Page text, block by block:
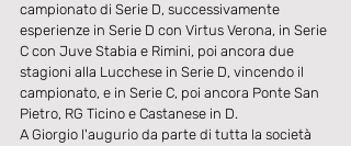
campionato di Serie D, successivamente
esperienze in Serie D con Virtus Verona, in Serie
C con Juve Stabia e Rimini, poi ancora due
stagioni alla Lucchese in Serie D, vincendo il
campionato, e in Serie C, poi ancora Ponte San
Pietro, RG Ticino e Castanese in D.
A Giorgio l'augurio da parte di tutta la società